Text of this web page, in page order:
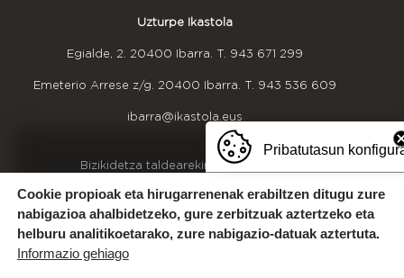
Uzturpe Ikastola
Egialde, 2. 20400 Ibarra. T. 943 671 299
Emeterio Arrese z/g. 20400 Ibarra. T. 943 536 609
ibarra@ikastola.eus
OINEKO INFORMAZIOA
Bizikidetza taldearekin harremanetan jarri
Kexak eta iradokizunak
Idazkaritzako ordutegia
Gurekin lan egin
Pribatutasun
Cookie propioak eta hirugarrenenak erabiltzen ditugu zure
nabigazioa ahalbidetzeko, gure zerbitzuak aztertzeko eta
helburu analitikoetarako, zure nabigazio-datuak aztertuta.
Informazio gehiago